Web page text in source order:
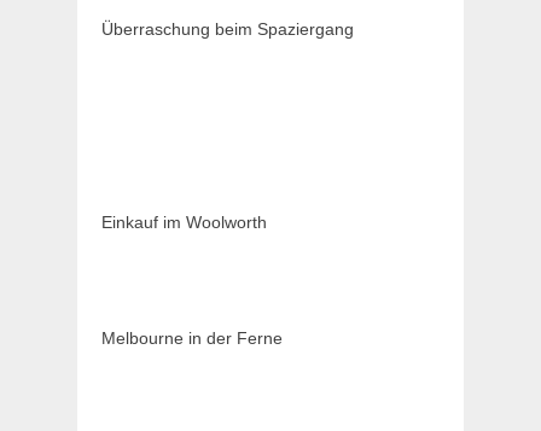
Überraschung beim Spaziergang
Einkauf im Woolworth
Melbourne in der Ferne